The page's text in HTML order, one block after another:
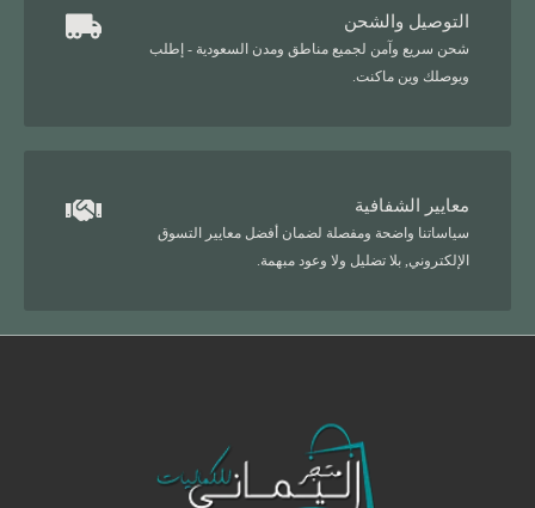
التوصيل والشحن
شحن سريع وآمن لجميع مناطق ومدن السعودية - إطلب
ويوصلك وين ماكنت.
معايير الشفافية
سياساتنا واضحة ومفصلة لضمان أفضل معايير التسوق
الإلكتروني, بلا تضليل ولا وعود مبهمة.